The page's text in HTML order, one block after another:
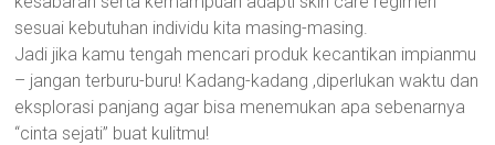
sesuai kebutuhan individu kita masing-masing.
Jadi jika kamu tengah mencari produk kecantikan impianmu
– jangan terburu-buru! Kadang-kadang ,diperlukan waktu dan
eksplorasi panjang agar bisa menemukan apa sebenarnya
“cinta sejati” buat kulitmu!